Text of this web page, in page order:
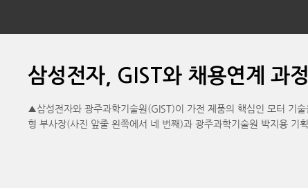
삼성전자, GIST와 채용연계 과
▲삼성전자와 광주과학기술원(GIST)이 가전 제품의 핵심인 모터 기
형 부사장(사진 앞줄 왼쪽에서 네 번째)과 광주과학기술원 박지용 기